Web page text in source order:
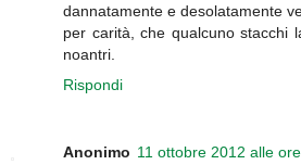
dannatamente e desolatamente
per carità, che qualcuno stacchi
noantri.
Rispondi
Anonimo 11 ottobre 2012 alle